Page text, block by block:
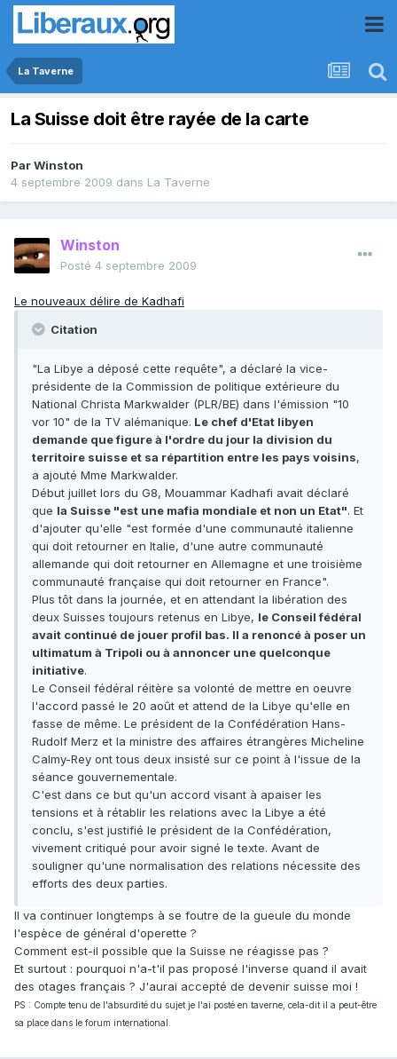
La Taverne
La Suisse doit être rayée de la carte
ParWinston
4 septembre 2009 dans La Taverne
Winston
Posté 4 septembre 2009
Le nouveaux délire de Kadhafi
Citation
"La Libye a déposé cette requête", a déclaré la vice-
présidente de la Commission de politique extérieure du
National Christa Markwalder (PLR/BE) dans l'émission "10
vor 10" de la TV alémanique. Le chef d'Etat libyen
demande que figure à l'ordre du jour la division du
territoire suisse et sa répartition entre les pays voisins,
a ajouté Mme Markwalder.
Début juillet lors du G8, Mouammar Kadhafi avait déclaré
que la Suisse "est une mafia mondiale et non un Etat". Et
d'ajouter qu'elle "est formée d'une communauté italienne
qui doit retourner en Italie, d'une autre communauté
allemande qui doit retourner en Allemagne et une troisième
communauté française qui doit retourner en France".
Plus tôt dans la journée, et en attendant la libération des
deux Suisses toujours retenus en Libye, le Conseil fédéral
avait continué de jouer profil bas. Il a renoncé à poser un
ultimatum à Tripoli ou à annoncer une quelconque
initiative.
Le Conseil fédéral réitère sa volonté de mettre en oeuvre
l'accord passé le 20 août et attend de la Libye qu'elle en
fasse de même. Le président de la Confédération Hans-
Rudolf Merz et la ministre des affaires étrangères Micheline
Calmy-Rey ont tous deux insisté sur ce point à l'issue de la
séance gouvernementale.
C'est dans ce but qu'un accord visant à apaiser les
tensions et à rétablir les relations avec la Libye a été
conclu, s'est justifié le président de la Confédération,
vivement critiqué pour avoir signé le texte. Avant de
souligner qu'une normalisation des relations nécessite des
efforts des deux parties.
Il va continuer longtemps à se foutre de la gueule du monde
l'espèce de général d'operette ?
Comment est-il possible que la Suisse ne réagisse pas ?
Et surtout : pourquoi n'a-t'il pas proposé l'inverse quand il avait
des otages français ? J'aurai accepté de devenir suisse moi !
PS : Compte tenu de l'absurdité du sujet je l'ai posté en taverne, cela-dit il a peut-être
sa place dans le forum international.